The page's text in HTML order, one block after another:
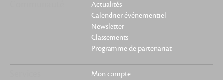
Actualités
Calendrier événementiel
Newsletter
Classements
Programme de partenariat
Mon compte